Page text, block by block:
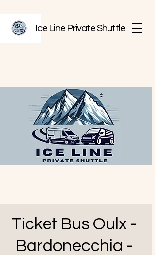
Ice Line Private Shuttle
Ticket Bus Oulx -
Bardonecchia -